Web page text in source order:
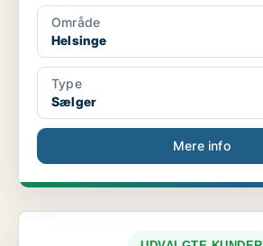
Område
Helsinge
Type
Sælger
Mere info